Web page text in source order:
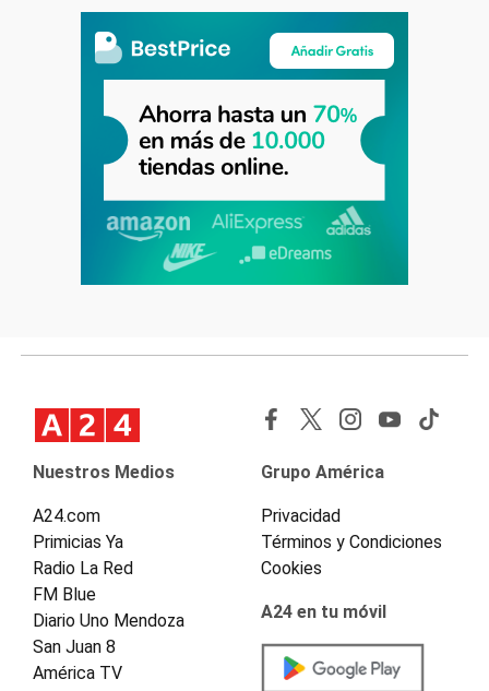
Nuestros Medios
A24.com
Primicias Ya
Radio La Red
FM Blue
Diario Uno Mendoza
San Juan 8
América TV
Grupo América
Privacidad
Términos y Condiciones
Cookies
A24 en tu móvil